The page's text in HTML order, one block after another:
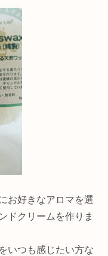
お好きなアロマを選
ドクリームを作りま
いつも感じたい方な